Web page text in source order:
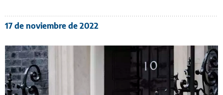
17 de noviembre de 2022